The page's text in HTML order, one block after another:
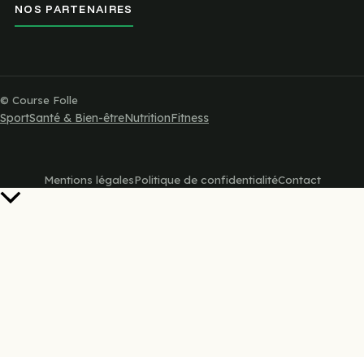
NOS PARTENAIRES
© Course Folle
SportSanté & Bien-êtreNutritionFitness
Mentions légalesPolitique de confidentialitéContact